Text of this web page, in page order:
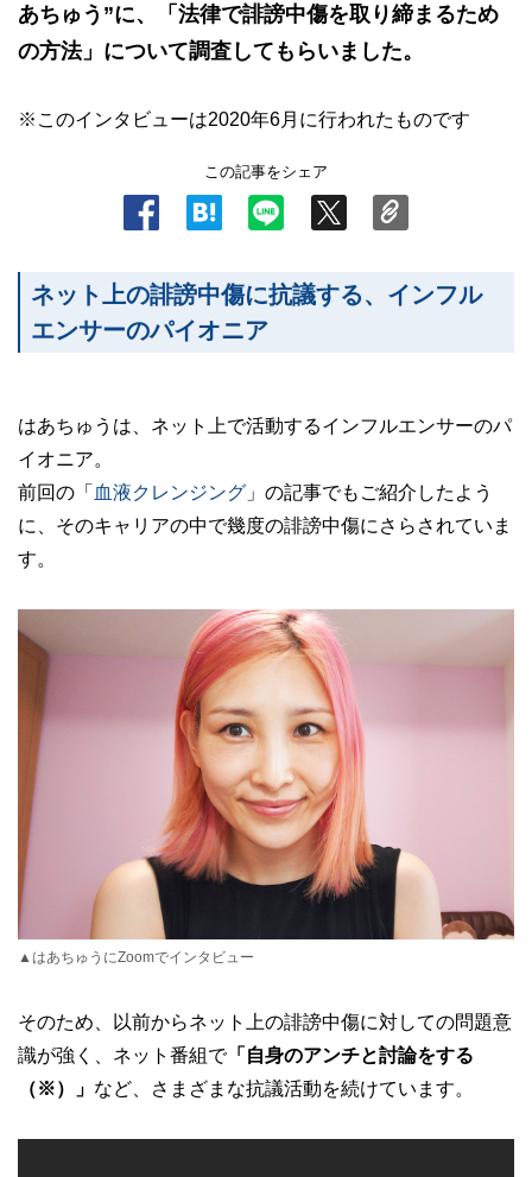
あちゅう”に、「法律で誹謗中傷を取り締まるため
の方法」について調査してもらいました。
※このインタビューは2020年6月に行われたものです
この記事をシェア
ネット上の誹謗中傷に抗議する、インフル
エンサーのパイオニア
はあちゅうは、ネット上で活動するインフルエンサーのパ
イオニア。
前回の「 血液クレンジング 」の記事でもご紹介したよう
に、そのキャリアの中で幾度の誹謗中傷にさらされていま
す。
▲はあちゅうにZoomでインタビュー
そのため、以前からネット上の誹謗中傷に対しての問題意
識が強く、ネット番組で「自身のアンチと討論をする
（※）」 など、さまざまな抗議活動を続けています。